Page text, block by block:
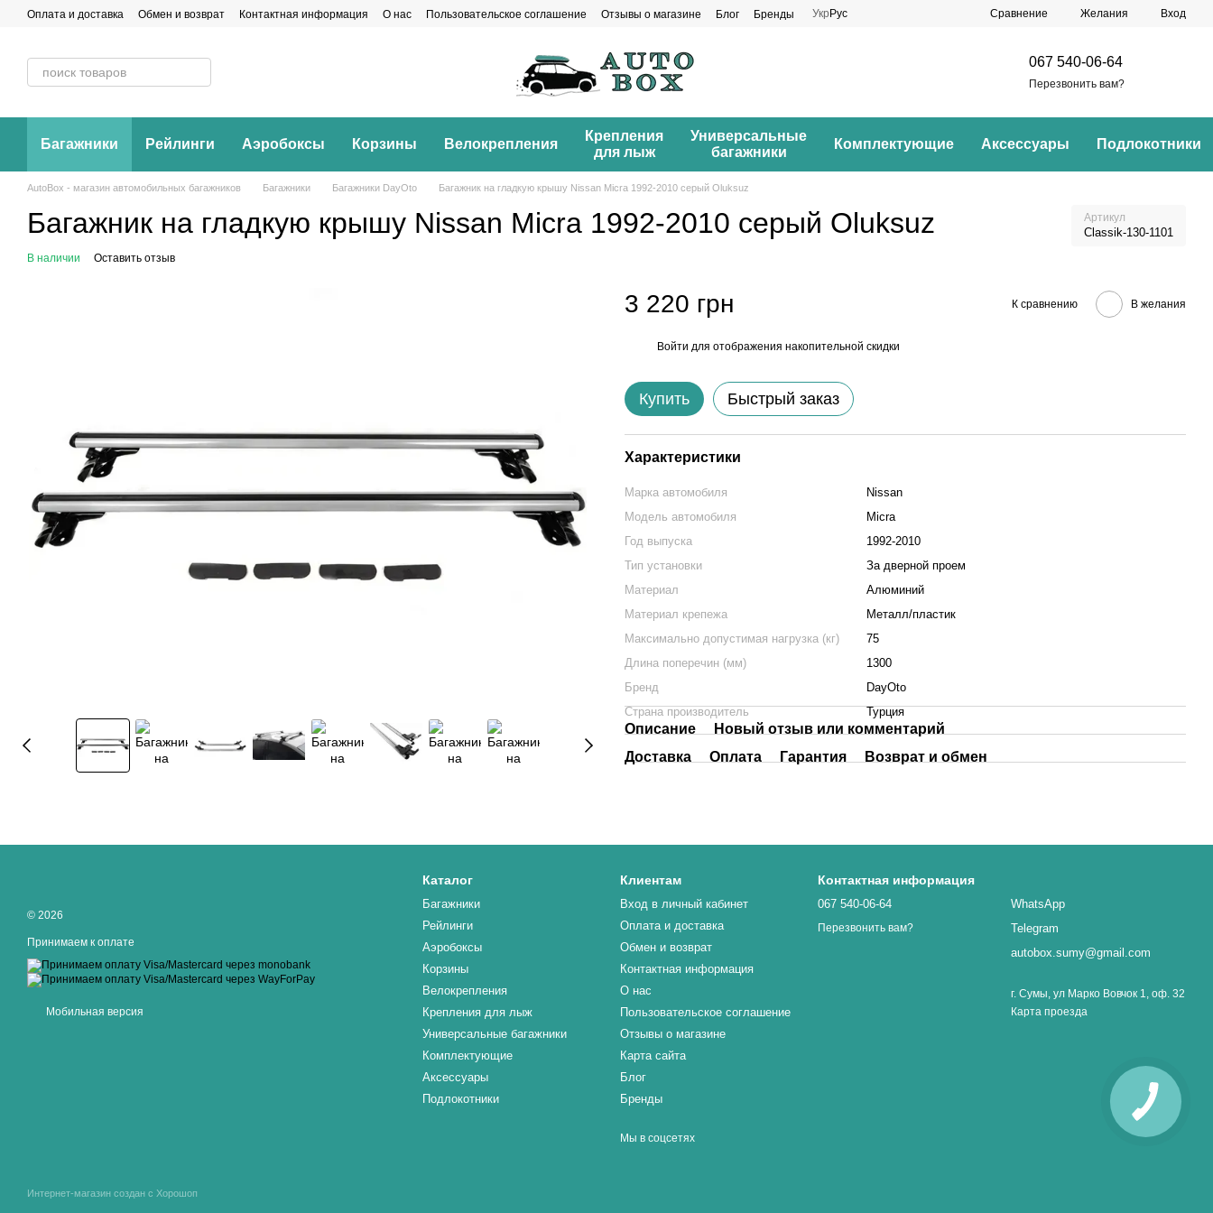
Перейти к основному контенту
Оплата и доставка Обмен и возврат Контактная информация О нас Пользовательское соглашение Отзывы о магазине Блог Бренды Укр Рус Сравнение Желания Вход
067 540-06-64
Перезвонить вам?
Багажники Рейлинги Аэробоксы Корзины Велокрепления
Крепления
для лыж
Универсальные
багажники
Комплектующие Аксессуары Подлокотники
AutoBox - магазин автомобильных багажников Багажники Багажники DayOto Багажник на гладкую крышу Nissan Micra 1992-2010 серый Oluksuz
Багажник на гладкую крышу Nissan Micra 1992-2010 серый Oluksuz Артикул
Classik-130-1101
В наличии Оставить отзыв
3 220 грн К сравнению В желания
Войти для отображения накопительной скидки
Купить Быстрый заказ
Характеристики
Марка автомобиля
Nissan
Модель автомобиля
Micra
Год выпуска
1992-2010
Тип установки
За дверной проем
Материал
Алюминий
Материал крепежа
Металл/пластик
Максимально допустимая нагрузка (кг)
75
Длина поперечин (мм)
1300
Бренд
DayOto
Страна производитель
Турция
Описание
Новый отзыв или комментарий
Доставка
Оплата Гарантия Возврат и обмен
© 2026
Принимаем к оплате
Мобильная версия
Интернет-магазин создан с Хорошоп
Каталог
Багажники
Рейлинги
Аэробоксы
Корзины
Велокрепления
Крепления для лыж
Универсальные багажники
Комплектующие
Аксессуары
Подлокотники
Клиентам
Вход в личный кабинет
Оплата и доставка
Обмен и возврат
Контактная информация
О нас
Пользовательское соглашение
Отзывы о магазине
Карта сайта
Блог
Бренды
Мы в соцсетях
Контактная информация
067 540-06-64
Перезвонить вам?
WhatsApp
Telegram
autobox.sumy@gmail.com
г. Сумы, ул Марко Вовчок 1, оф. 32
Карта проезда